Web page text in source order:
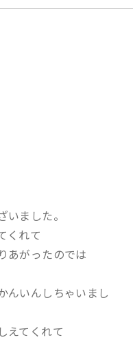
ました。
くれて
あがったのでは
んいんしちゃいまし
えてくれて